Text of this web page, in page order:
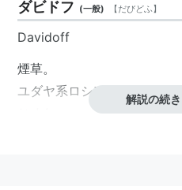
ダビドフ (一般) 【だびどふ】
Davidoff
煙草。
ユダヤ系ロシア人のジノ・
解説の続